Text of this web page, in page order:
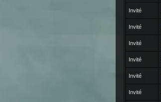
Invité
Invité
Invité
Invité
Invité
Invité